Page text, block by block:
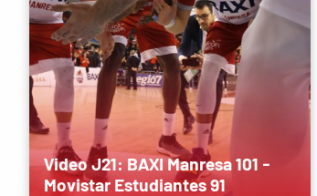
Video J21: BAXI Manresa 101 -
Movistar Estudiantes 91